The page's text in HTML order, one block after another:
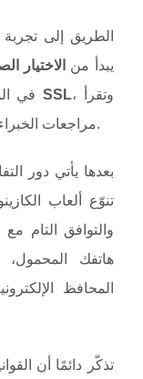
الطريق إلى
يبدأ من الاختيار
في المرتبة الأولى، وتتأكد من الترخيص وتشفيرSSL، وتقرأ
مراجعات الخبراء الموضوعية، تكون قد قطعت نصف الطريق.
بعدها يأتي دور
تنوّع ألعاب
هاتفك
المحافظ
تذكّر دائمًا أن